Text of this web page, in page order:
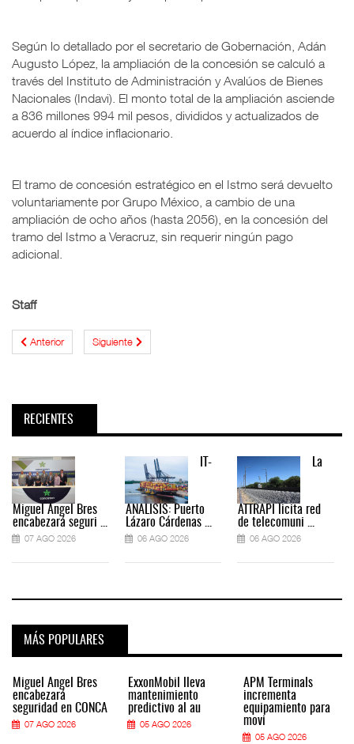
Según lo detallado por el secretario de Gobernación, Adán
Augusto López, la ampliación de la concesión se calculó a
través del Instituto de Administración y Avalúos de Bienes
Nacionales (Indavi). El monto total de la ampliación asciende
a 836 millones 994 mil pesos, divididos y actualizados de
acuerdo al índice inflacionario.
El tramo de concesión estratégico en el Istmo será devuelto
voluntariamente por Grupo México, a cambio de una
ampliación de ocho años (hasta 2056), en la concesión del
tramo del Istmo a Veracruz, sin requerir ningún pago
adicional.
Staff
Anterior Siguiente
RECIENTES
Miguel Ángel Bres
encabezará seguri ...
07 AGO 2026
IT-
ANÁLISIS: Puerto
Lázaro Cárdenas ...
06 AGO 2026
La
ATTRAPI licita red
de telecomuni ...
06 AGO 2026
MÁS POPULARES
Miguel Ángel Bres
encabezará
seguridad en CONCA
07 AGO 2026
ExxonMobil lleva
mantenimiento
predictivo al au
05 AGO 2026
APM Terminals
incrementa
equipamiento para
movi
05 AGO 2026